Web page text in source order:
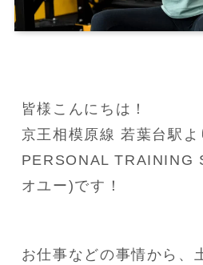
皆様こんにちは！
京王相模原線 若葉台駅
PERSONAL TRAINING
オユー)です！
お仕事などの事情から、